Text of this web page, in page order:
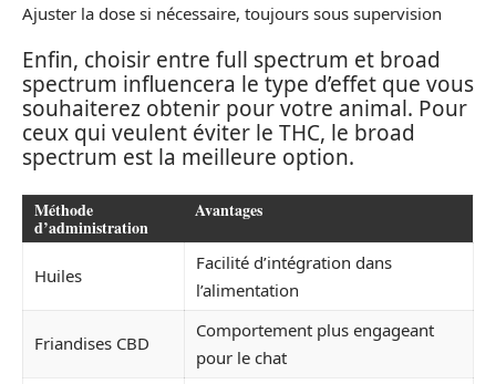
Ajuster la dose si nécessaire, toujours sous supervision
Enfin, choisir entre full spectrum et broad
spectrum influencera le type d’effet que vous
souhaiterez obtenir pour votre animal. Pour
ceux qui veulent éviter le THC, le broad
spectrum est la meilleure option.
Méthode
d’administration
Avantages
Huiles
Facilité d’intégration dans
l’alimentation
Friandises CBD
Comportement plus engageant
pour le chat